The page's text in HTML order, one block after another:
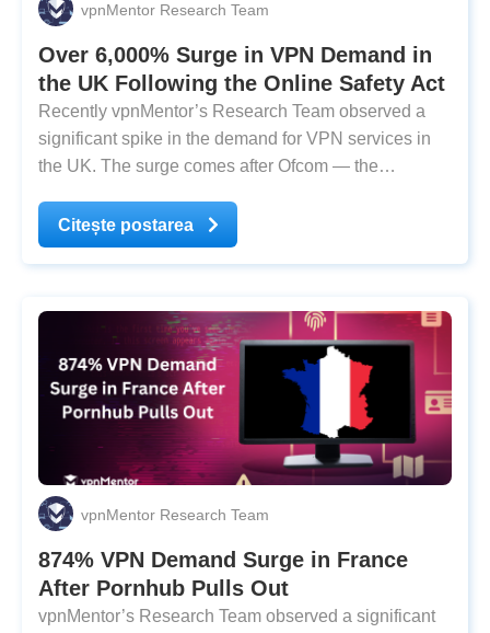
vpnMentor Research Team
Over 6,000% Surge in VPN Demand in
the UK Following the Online Safety Act
Recently vpnMentor’s Research Team observed a
significant spike in the demand for VPN services in
the UK. The surge comes after Ofcom — the
the Online Safety Act as a measure to keep children
away from adult content. What’s Important to Know:
Citește postarea
vpnMentor Research Team
874% VPN Demand Surge in France
After Pornhub Pulls Out
vpnMentor’s Research Team observed a significant